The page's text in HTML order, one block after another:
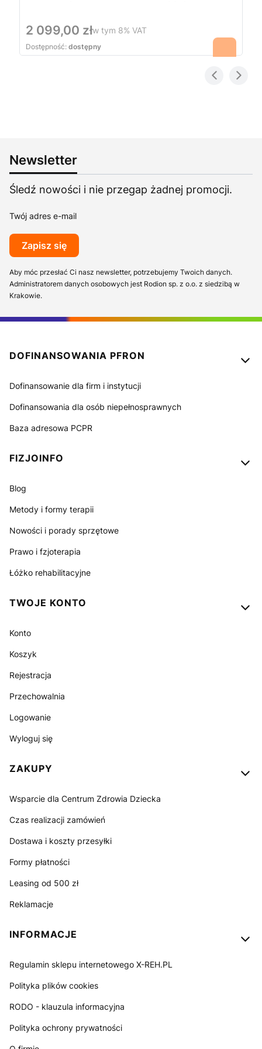
Cena
2 099,00 złw tym 8% VAT
Dostępność: dostępny
Newsletter
Śledź nowości i nie przegap żadnej promocji.
Twój adres e-mail
Zapisz się
Aby móc przesłać Ci nasz newsletter, potrzebujemy Twoich danych.
Administratorem danych osobowych jest Rodion sp. z o.o. z siedzibą w
Krakowie.
Linki w stopce
DOFINANSOWANIA PFRON
Dofinansowanie dla firm i instytucji
Dofinansowania dla osób niepełnosprawnych
Baza adresowa PCPR
FIZJOINFO
Blog
Metody i formy terapii
Nowości i porady sprzętowe
Prawo i fzjoterapia
Łóżko rehabilitacyjne
TWOJE KONTO
Konto
Koszyk
Rejestracja
Przechowalnia
Logowanie
Wyloguj się
ZAKUPY
Wsparcie dla Centrum Zdrowia Dziecka
Czas realizacji zamówień
Dostawa i koszty przesyłki
Formy płatności
Leasing od 500 zł
Reklamacje
INFORMACJE
Regulamin sklepu internetowego X-REH.PL
Polityka plików cookies
RODO - klauzula informacyjna
Polityka ochrony prywatności